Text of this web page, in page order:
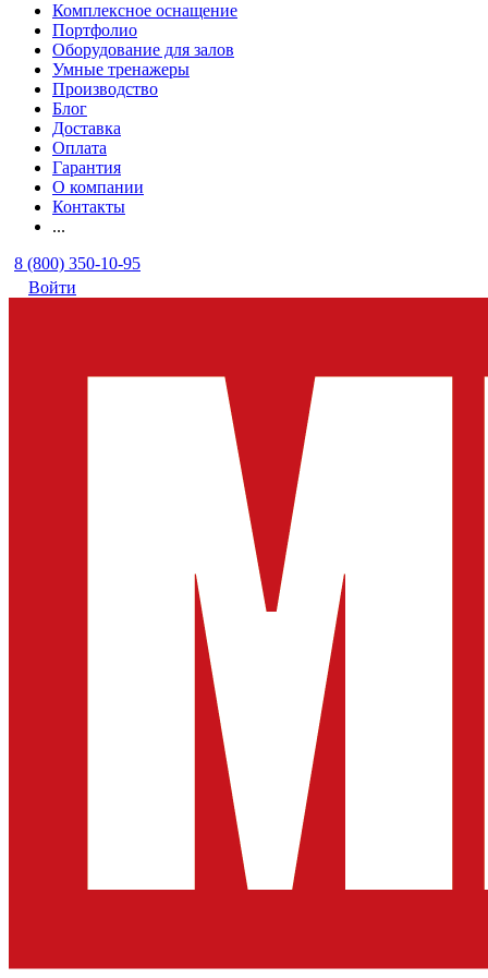
Комплексное оснащение
Портфолио
Оборудование для залов
Умные тренажеры
Производство
Блог
Доставка
Оплата
Гарантия
О компании
Контакты
...
8 (800) 350-10-95
Войти